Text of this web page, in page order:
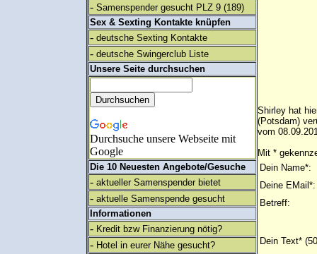
- Samenspender gesucht PLZ 9 (189)
Sex & Sexting Kontakte knüpfen
- deutsche Sexting Kontakte
- deutsche Swingerclub Liste
Unsere Seite durchsuchen
Durchsuche unsere Webseite mit
Google
Die 10 Neuesten Angebote/Gesuche
- aktueller Samenspender bietet
- aktuelle Samenspende gesucht
Informationen
- Kredit bzw Finanzierung nötig?
- Hotel in eurer Nähe gesucht?
Shirley hat
(Potsdam)
vom
Mit *
Dein Name*:
Deine EMail*:
Betreff:
Dein Text*